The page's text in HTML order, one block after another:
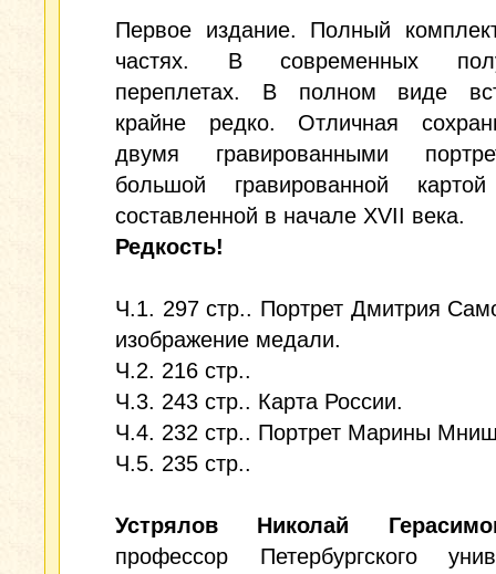
Первое издание. Полный
частях. В современных
переплетах. В полном виде
крайне редко. Отличная
двумя гравированными
большой гравированной
составленной в начале XVII века.
Редкость!
Ч.1. 297 стр.. Портрет Дмитрия
изображение медали.
Ч.2. 216 стр..
Ч.3. 243 стр.. Карта России.
Ч.4. 232 стр.. Портрет Марины
Ч.5. 235 стр..
Устрялов Николай
профессор Петербургского